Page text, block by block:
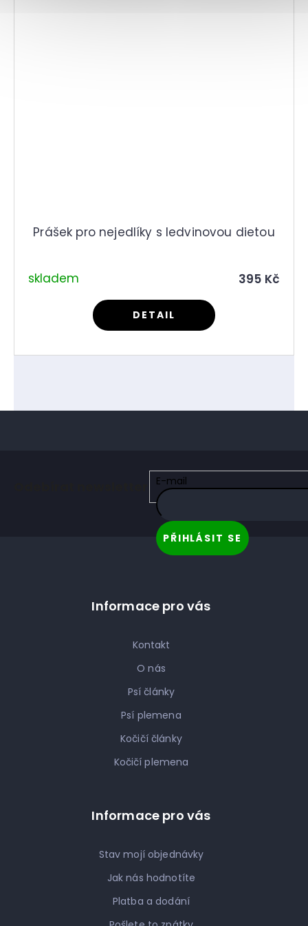
Prášek pro nejedlíky s ledvinovou dietou
skladem 395 Kč
DETAIL
E-mail
PŘIHLÁSIT SE
Informace pro vás
Kontakt
O nás
Psí články
Psí plemena
Kočičí články
Kočičí plemena
Informace pro vás
Stav mojí objednávky
Jak nás hodnotíte
Platba a dodání